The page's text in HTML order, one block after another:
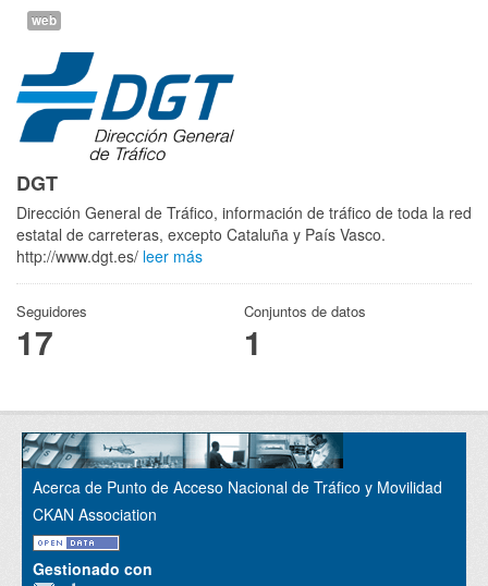
web
DGT
Dirección General de Tráfico, información de tráfico de toda la red
estatal de carreteras, excepto Cataluña y País Vasco.
http://www.dgt.es/ leer más
Seguidores
17
Conjuntos de datos
1
Acerca de Punto de Acceso Nacional de Tráfico y Movilidad
CKAN Association
Gestionado con